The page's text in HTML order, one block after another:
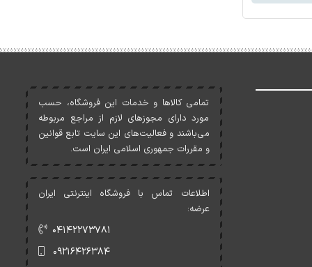
تمامی کالاها و خدمات اين فروشگاه، حسب
مورد دارای مجوزهای لازم از مراجع مربوطه
می‌باشند و فعاليت‌های اين سايت تابع قوانين
و مقررات جمهوری اسلامی ايران است.
اطلاعات تماس با فروشگاه اینترنتی ایران
عرضه:
۰۴۱۴۲۲۷۳۷۸۱
۰۹۲۱۶۴۲۶۳۸۴